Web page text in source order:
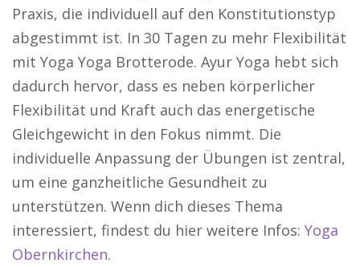
Praxis, die individuell auf den Konstitutionstyp
abgestimmt ist. In 30 Tagen zu mehr Flexibilität
mit Yoga Yoga Brotterode. Ayur Yoga hebt sich
dadurch hervor, dass es neben körperlicher
Flexibilität und Kraft auch das energetische
Gleichgewicht in den Fokus nimmt. Die
individuelle Anpassung der Übungen ist zentral,
um eine ganzheitliche Gesundheit zu
unterstützen. Wenn dich dieses Thema
interessiert, findest du hier weitere Infos: Yoga
Obernkirchen.